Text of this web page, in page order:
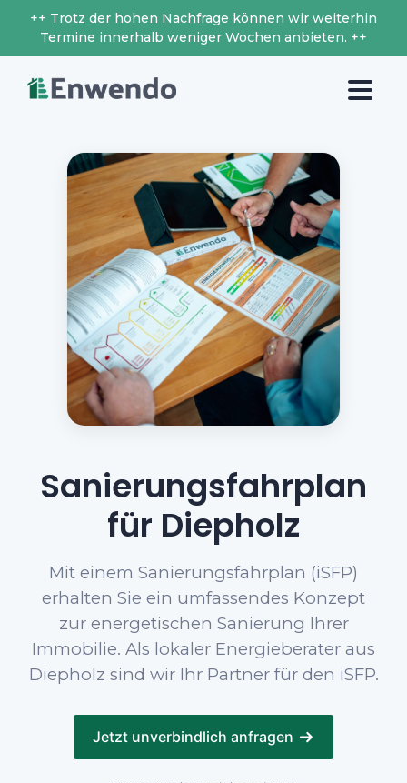
++ Trotz der hohen Nachfrage können wir weiterhin
Termine innerhalb weniger Wochen anbieten. ++
Sanierungsfahrplan
für Diepholz
Mit einem Sanierungsfahrplan (iSFP)
erhalten Sie ein umfassendes Konzept
zur energetischen Sanierung Ihrer
Immobilie. Als lokaler Energieberater aus
Diepholz sind wir Ihr Partner für den iSFP.
Jetzt unverbindlich anfragen